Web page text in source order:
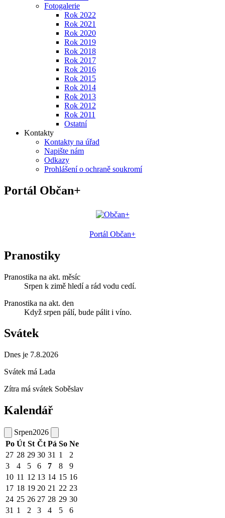
Fotogalerie
Rok 2022
Rok 2021
Rok 2020
Rok 2019
Rok 2018
Rok 2017
Rok 2016
Rok 2015
Rok 2014
Rok 2013
Rok 2012
Rok 2011
Ostatní
Kontakty
Kontakty na úřad
Napište nám
Odkazy
Prohlášení o ochraně soukromí
Portál Občan+
Portál Občan+
Pranostiky
Pranostika na akt. měsíc
Srpen k zimě hledí a rád vodu cedí.
Pranostika na akt. den
Když srpen pálí, bude pálit i víno.
Svátek
Dnes je 7.8.2026
Svátek má Lada
Zítra má svátek Soběslav
Kalendář
Srpen2026
Po Út St Čt Pá So Ne
27 28 29 30 31 1
2
3
4 5 6 7 8
9
10 11 12 13 14 15 16
17 18 19 20 21 22 23
24 25 26 27 28 29 30
31 1 2 3 4 5 6